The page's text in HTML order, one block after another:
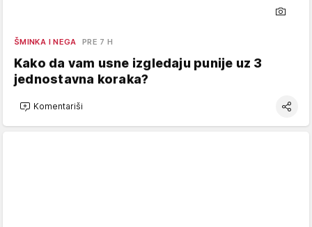
ŠMINKA I NEGA PRE 7 H
Kako da vam usne izgledaju punije uz 3
jednostavna koraka?
Komentariši